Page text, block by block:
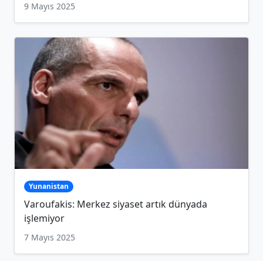
9 Mayıs 2025
Yunanistan
Varoufakis: Merkez siyaset artık dünyada
işlemiyor
7 Mayıs 2025